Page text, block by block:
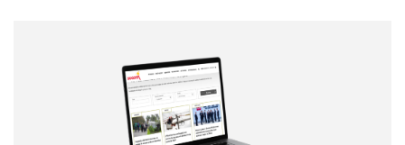
Correo electrónico